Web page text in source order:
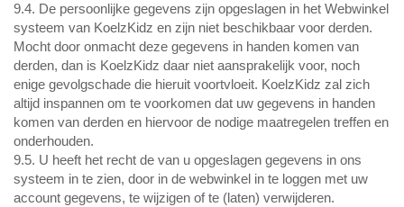
9.4. De persoonlijke gegevens zijn opgeslagen in het Webwinkel
systeem van KoelzKidz en zijn niet beschikbaar voor derden.
Mocht door onmacht deze gegevens in handen komen van
derden, dan is KoelzKidz daar niet aansprakelijk voor, noch
enige gevolgschade die hieruit voortvloeit. KoelzKidz zal zich
altijd inspannen om te voorkomen dat uw gegevens in handen
komen van derden en hiervoor de nodige maatregelen treffen en
onderhouden.
9.5. U heeft het recht de van u opgeslagen gegevens in ons
systeem in te zien, door in de webwinkel in te loggen met uw
account gegevens, te wijzigen of te (laten) verwijderen.